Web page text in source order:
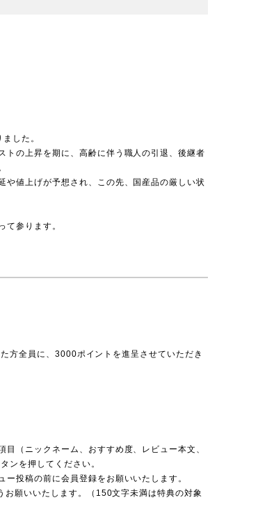
した。
トの上昇を期に、高齢に伴う職人の引退、後継者
や値上げが予想され、この先、国産品の厳しい状
て参ります。
方全員に、3000ポイントを進呈させていただき
（ニックネーム、おすすめ度、レビュー本文、
ンを押してください。
投稿の前に会員登録をお願いいたします。
願いいたします。（150文字未満は特典の対象